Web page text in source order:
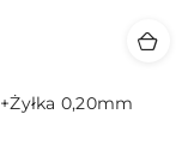
0,20mm